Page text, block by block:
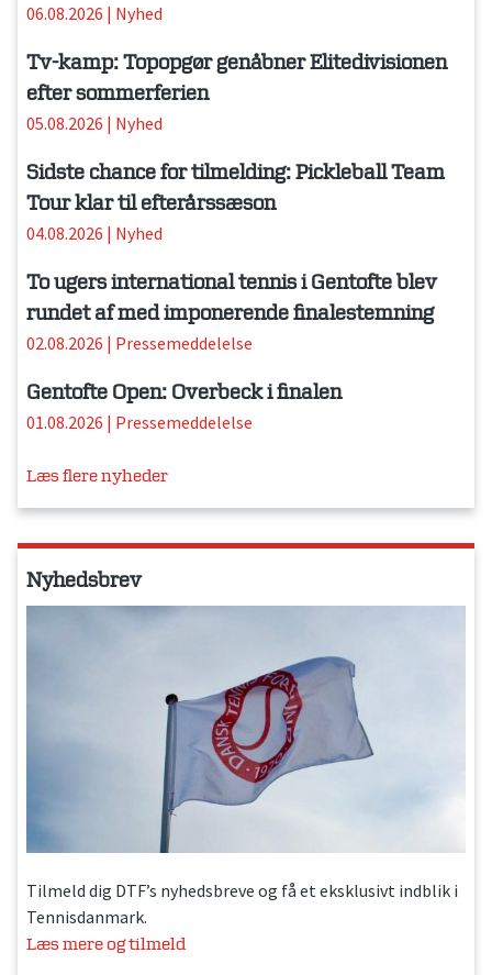
06.08.2026 | Nyhed
Tv-kamp: Topopgør genåbner Elitedivisionen
efter sommerferien
05.08.2026 | Nyhed
Sidste chance for tilmelding: Pickleball Team
Tour klar til efterårssæson
04.08.2026 | Nyhed
To ugers international tennis i Gentofte blev
rundet af med imponerende finalestemning
02.08.2026 | Pressemeddelelse
Gentofte Open: Overbeck i finalen
01.08.2026 | Pressemeddelelse
Læs flere nyheder
Nyhedsbrev
Tilmeld dig DTF’s nyhedsbreve og få et eksklusivt indblik i
Tennisdanmark.
Læs mere og tilmeld